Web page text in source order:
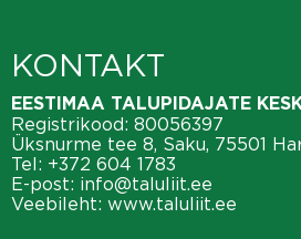
KONTAKT
EESTIMAA TALUPIDAJATE
Registrikood: 80056397
Üksnurme tee 8, Saku, 75501
Tel: +372 604 1783
E-post: info@taluliit.ee
Veebileht: www.taluliit.ee